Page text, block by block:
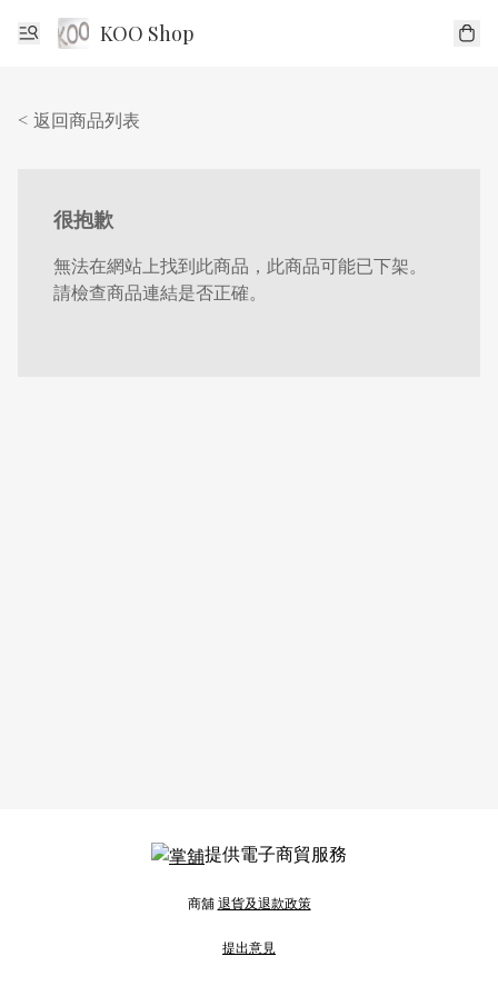
KOO Shop
< 返回商品列表
很抱歉
無法在網站上找到此商品，此商品可能已下架。
請檢查商品連結是否正確。
提供電子商貿服務
商舖退貨及退款政策
提出意見